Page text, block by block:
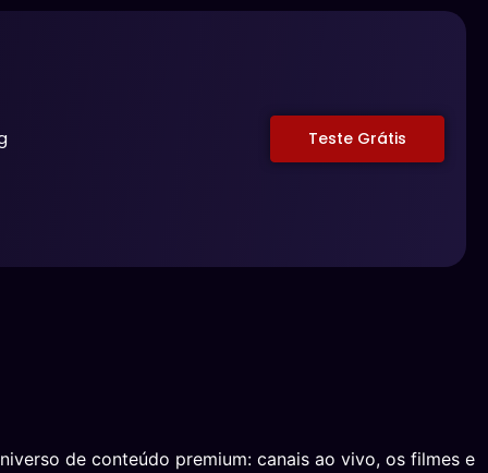
Teste Grátis
de conteúdo premium: canais ao vivo, os filmes e